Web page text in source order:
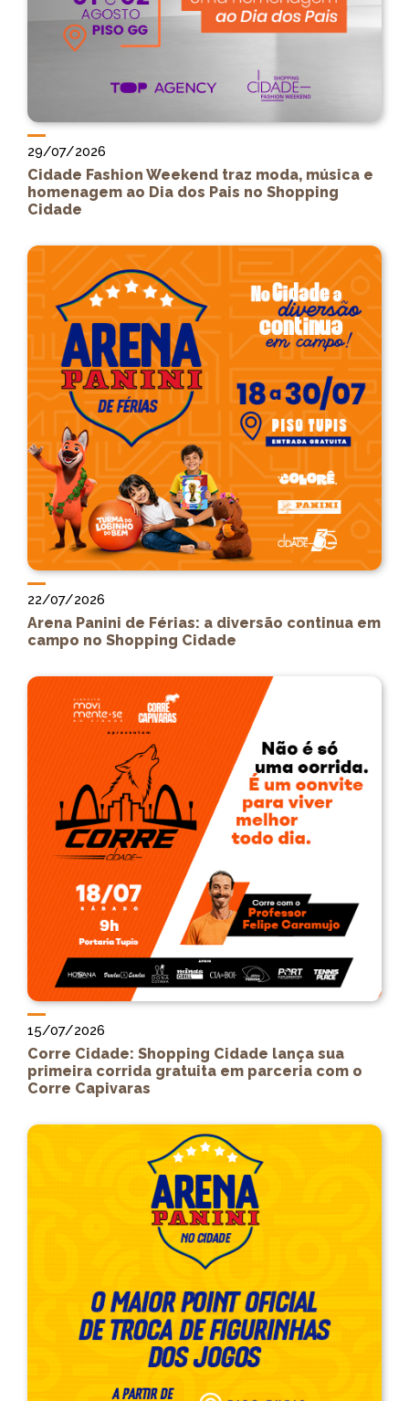
29/07/2026
Cidade Fashion Weekend traz moda, música e
homenagem ao Dia dos Pais no Shopping
Cidade
22/07/2026
Arena Panini de Férias: a diversão continua em
campo no Shopping Cidade
15/07/2026
Corre Cidade: Shopping Cidade lança sua
primeira corrida gratuita em parceria com o
Corre Capivaras